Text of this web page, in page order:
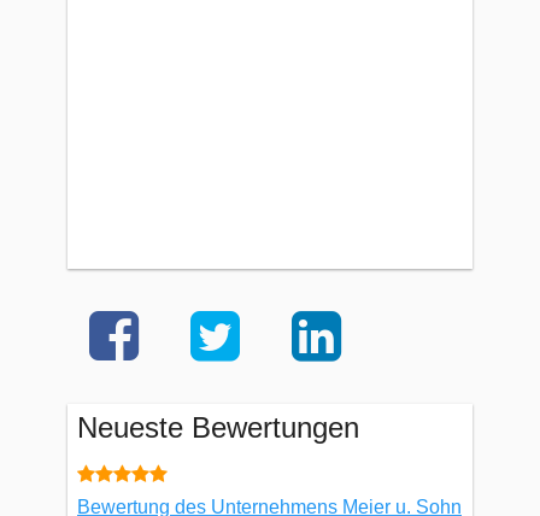
Neueste Bewertungen
Bewertung des Unternehmens Meier u. Sohn